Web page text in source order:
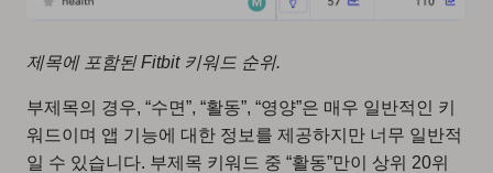
제목에 포함된 Fitbit 키워드 순위.
부제목의 경우, “수면”, “활동”, “영양”은 매우 일반적인 키
워드이며 앱 기능에 대한 정보를 제공하지만 너무 일반적
일 수 있습니다. 부제목 키워드 중 “활동”만이 상위 20위